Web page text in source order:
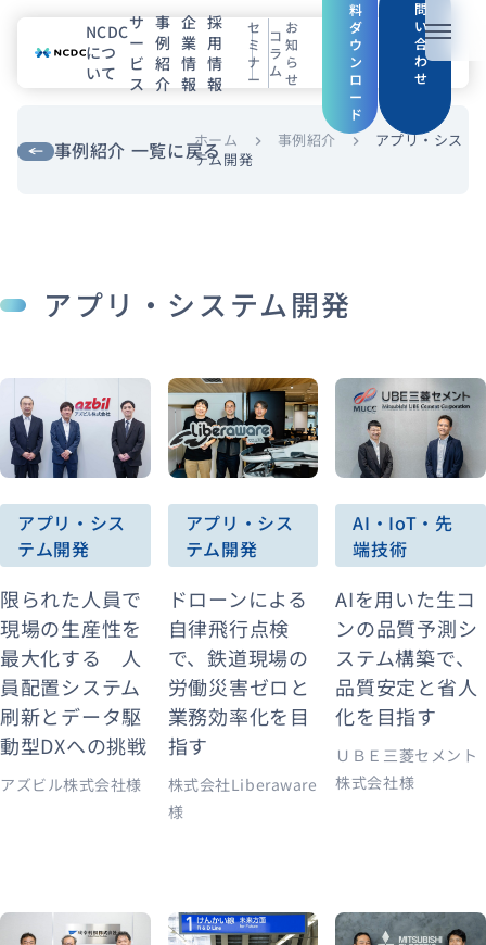
メニュ
NCDCについて
採用情報
エンジニアブログ（Zenn）
お役立ち情報（PJ Insight）
資料ダウンロード お問い合わせ
NCDC
につ
いて
サ
ー
ビ
ス
事
例
紹
介
企
業
情
報
採
用
情
報
セ
ミ
ナ
ー
コ
ラ
ム
お
知
ら
せ
料
ダ
ウ
ン
ロ
ー
ド
問
い
合
わ
せ
事例紹介 一覧に戻る
ホーム chevron_right 事例紹介 chevron_right
アプリ・シス
テム開発
アプリ・システム開発
アプリ・シス
テム開発
限られた人員で
現場の生産性を
最大化する 人
員配置システム
刷新とデータ駆
動型DXへの挑戦
アズビル株式会社様
アプリ・シス
テム開発
ドローンによる
自律飛行点検
で、鉄道現場の
労働災害ゼロと
業務効率化を目
指す
株式会社Liberaware
様
AI・IoT・先
端技術
AIを用いた生コ
ンの品質予測シ
ステム構築で、
品質安定と省人
化を目指す
ＵＢＥ三菱セメント
株式会社様